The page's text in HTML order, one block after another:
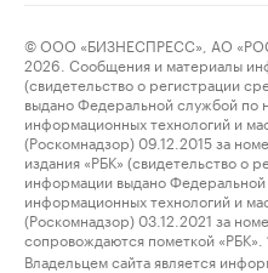
© ООО «БИЗНЕСПРЕСС», АО
2026. Сообщения и материалы
(свидетельство о регистрации
выдано Федеральной службой по
информационных технологий и
(Роскомнадзор) 09.12.2015 за
издания «РБК» (свидетельство о
информации выдано
информационных технологий и
(Роскомнадзор) 03.12.2021 за
сопровождаются пометкой «РБК».
Владельцем сайта является